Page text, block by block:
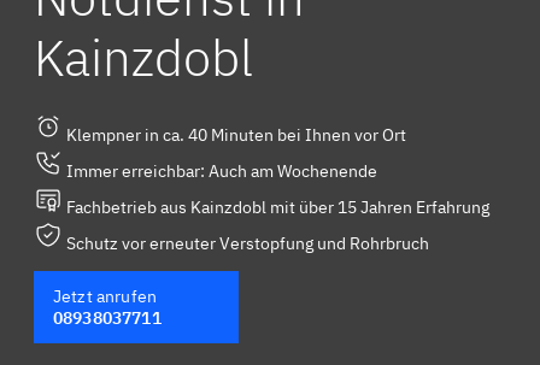
Kainzdobl
Klempner in ca. 40 Minuten bei Ihnen vor Ort
Immer erreichbar: Auch am Wochenende
Fachbetrieb aus Kainzdobl mit über 15 Jahren Erfahrung
Schutz vor erneuter Verstopfung und Rohrbruch
Jetzt anrufen
08938037711